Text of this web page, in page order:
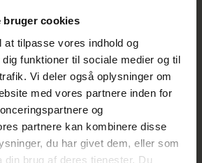
bruger cookies
at tilpasse vores indhold og
funktioner til sociale medier og til
Vi deler også oplysninger om
med vores partnere inden for
og
partnere kan kombinere disse
du har givet dem, eller som
din brug af deres tjenester. Du
Interviews
interviews med det formål at